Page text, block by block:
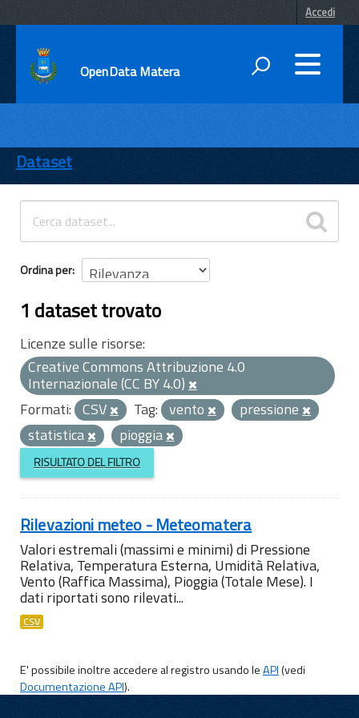
Accedi
OpenData Matera
ENTI
TEMI
INFORMAZIONI
Dataset
Ordina per
1 dataset trovato
Licenze sulle risorse:
Creative Commons Attribuzione 4.0
Internazionale (CC BY 4.0)
Formati: CSV Tag: vento
pressione
statistica
pioggia
RISULTATO DEL FILTRO
Rilevazioni meteo - Meteomatera
Valori estremali (massimi e minimi) di Pressione
Relativa, Temperatura Esterna, Umidità Relativa,
Vento (Raffica Massima), Pioggia (Totale Mese). I
dati riportati sono rilevati...
CSV
E' possibile inoltre accedere al registro usando leAPI(vedi
Documentazione API).